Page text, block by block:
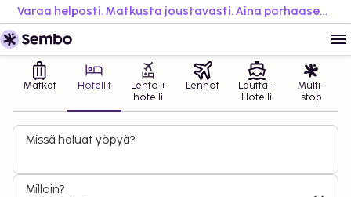
Varaa helposti. Matkusta joustavasti. Aina parhaaseen hintaan.
Matkat Hotellit
Lento +
hotelli
Lennot
Lautta +
Hotelli
Multi-
stop
Missä haluat yöpyä?
Milloin?